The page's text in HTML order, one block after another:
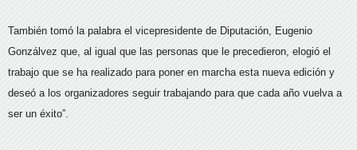
También tomó la palabra el vicepresidente de Diputación, Eugenio
Gonzálvez que, al igual que las personas que le precedieron, elogió el
trabajo que se ha realizado para poner en marcha esta nueva edición y
deseó a los organizadores seguir trabajando para que cada año vuelva a
ser un éxito”.